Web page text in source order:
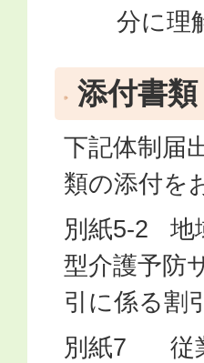
分に理
添付書類
下記体制届
類の添付を
別紙5-2 地
型介護予防
引に係る割
別紙7 従業